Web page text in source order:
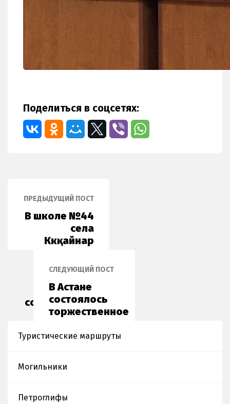
Поделиться в соцсетях:
ПРЕДЫДУЩИЙ ПОСТ
В школе №44
села
Көкқайнар
музейная
лекция на
тему
сохранения и
охраны
Таңбалы
СЛЕДУЮЩИЙ ПОСТ
В Астане
состоялось
торжественное
выставки
предков»
Туристические маршруты
Могильники
Петроглифы